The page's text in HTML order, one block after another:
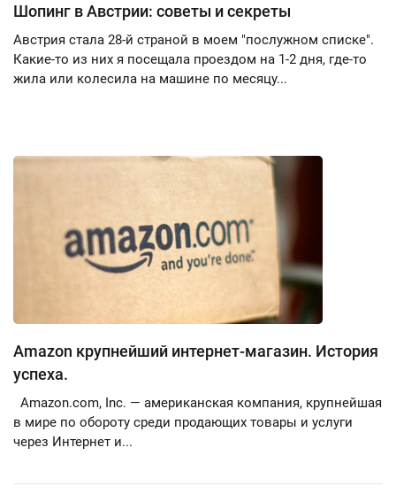
Шопинг в Австрии: советы и секреты
Австрия стала 28-й страной в моем "послужном списке".
Какие-то из них я посещала проездом на 1-2 дня, где-то
жила или колесила на машине по месяцу...
Amazon крупнейший интернет-магазин. История
успеха.
Amazon.com, Inc. — американская компания, крупнейшая
в мире по обороту среди продающих товары и услуги
через Интернет и...
Страницы